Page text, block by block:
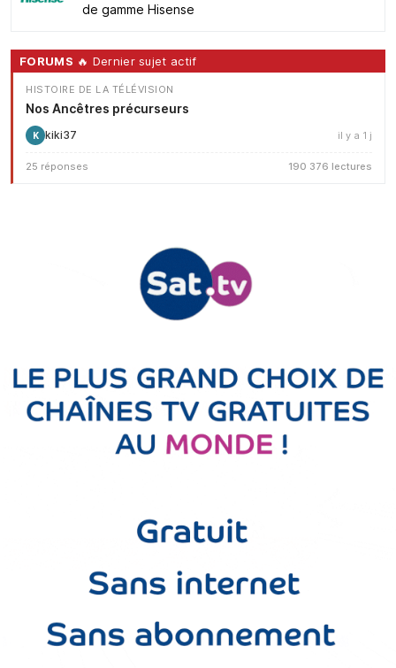
de gamme Hisense
FORUMS 🔥 Dernier sujet actif
HISTOIRE DE LA TÉLÉVISION
Nos Ancêtres précurseurs
K kiki37 il y a 1 j
25 réponses 190 376 lectures